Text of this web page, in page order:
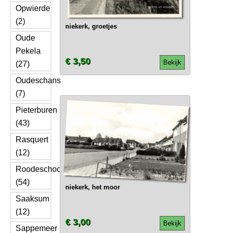
Opwierde
(2)
Oude
Pekela
(27)
Oudeschans
(7)
Pieterburen
(43)
Rasquert
(12)
Roodeschool
(54)
Saaksum
(12)
Sappemeer
niekerk, groetjes
Bekijk
€ 3,50
niekerk, het moor
Bekijk
€ 3,00